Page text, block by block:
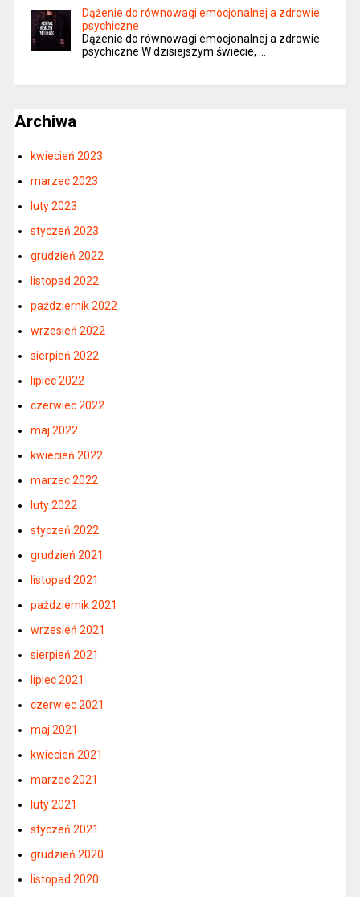
Dążenie do równowagi emocjonalnej a zdrowie
psychiczne
Dążenie do równowagi emocjonalnej a zdrowie
psychiczne W dzisiejszym świecie, …
Archiwa
kwiecień 2023
marzec 2023
luty 2023
styczeń 2023
grudzień 2022
listopad 2022
październik 2022
wrzesień 2022
sierpień 2022
lipiec 2022
czerwiec 2022
maj 2022
kwiecień 2022
marzec 2022
luty 2022
styczeń 2022
grudzień 2021
listopad 2021
październik 2021
wrzesień 2021
sierpień 2021
lipiec 2021
czerwiec 2021
maj 2021
kwiecień 2021
marzec 2021
luty 2021
styczeń 2021
grudzień 2020
listopad 2020